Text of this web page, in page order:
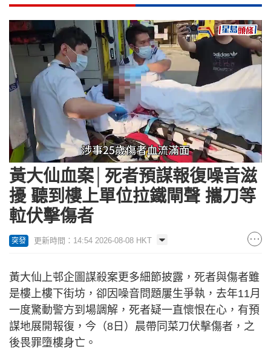
Unmute Loaded:
24.71%
黃大仙血案│死者預謀報復噪音滋
擾 聽到樓上單位拉鐵閘聲 攜刀等
𨋢伏擊傷者
突發 更新時間：14:54 2026-08-08 HKT
黃大仙上邨企圖謀殺案更多細節披露，死者與傷者雖
是樓上樓下街坊，卻因噪音問題屢生爭執，去年11月
一度驚動警方到場調解，死者疑一直懷恨在心，有預
謀地展開報復，今（8日）晨帶同菜刀伏擊傷者，之
後畏罪墮樓身亡。